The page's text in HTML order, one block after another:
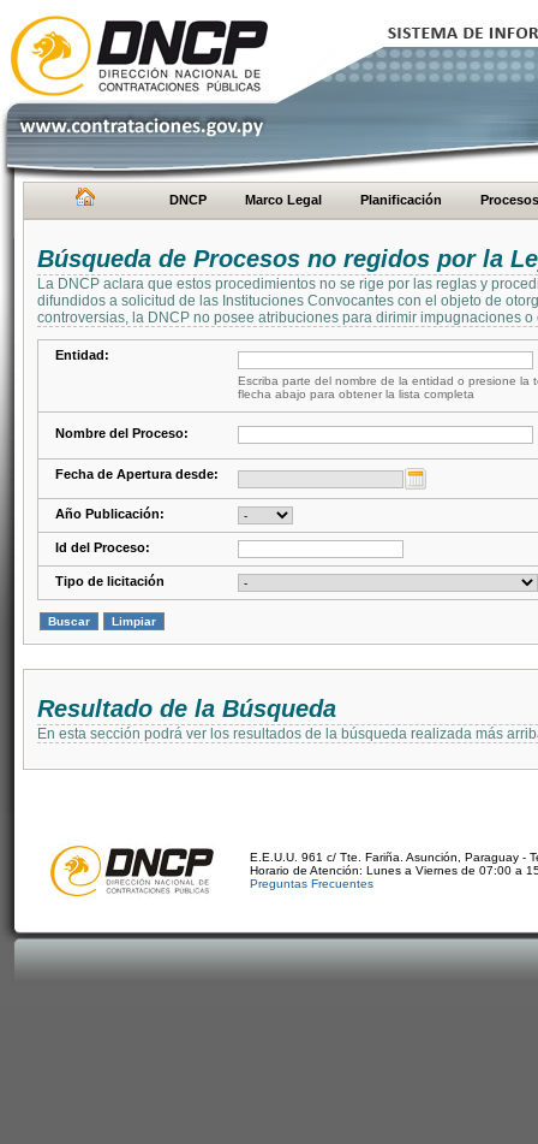
DNCP Marco Legal Planificación Procesos
Búsqueda de Procesos no regidos por la
La DNCP aclara que estos procedimientos no se rige por las reglas y
difundidos a solicitud de las Instituciones Convocantes con el objeto de
controversias, la DNCP no posee atribuciones para dirimir impugnaciones
Entidad:
Escriba parte del nombre de la entidad o presione la
flecha abajo para obtener la lista completa
Nombre del Proceso:
Fecha de Apertura desde:
Año Publicación:
Id del Proceso:
Tipo de licitación
Resultado de la Búsqueda
En esta sección podrá ver los resultados de la búsqueda realizada más
E.E.U.U. 961 c/ Tte. Fariña. Asunción, Paraguay -
Horario de Atención: Lunes a Viernes de 07:00 a
Preguntas Frecuentes